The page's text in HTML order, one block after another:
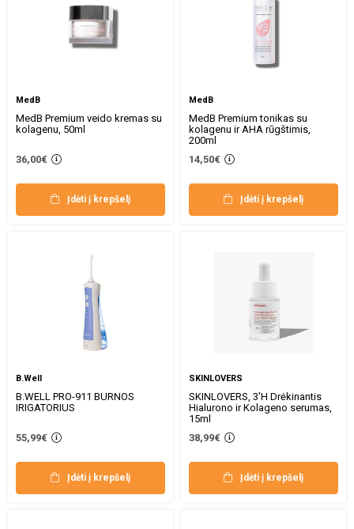
MedB
MedB Premium veido kremas su
kolagenu, 50ml
36,00€
Įdėti į krepšelį
MedB
MedB Premium tonikas su
kolagenu ir AHA rūgštimis,
200ml
14,50€
Įdėti į krepšelį
B.Well
B.WELL PRO-911 BURNOS
IRIGATORIUS
55,99€
Įdėti į krepšelį
SKINLOVERS
SKINLOVERS, 3'H Drėkinantis
Hialurono ir Kolageno serumas,
15ml
38,99€
Įdėti į krepšelį